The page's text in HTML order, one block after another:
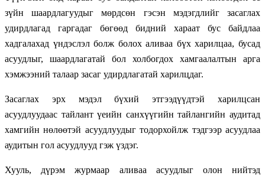
зүйн шаардлагуудыг мөрдсөн гэсэн мэдэгдлийг засаглах
удирдлагад гаргадаг бөгөөд бидний хараат бус байдлаа
хадгалахад үндэслэл болж болох аливаа бүх харилцаа, бусад
асуудлыг, шаардлагатай бол холбогдох хамгаалалтын арга
хэмжээний талаар засаг удирдлагатай харилцдаг.
Засаглах эрх мэдэл бүхий этгээдүүдтэй харилцсан
асуудлуудаас тайлант үеийн санхүүгийн тайлангийн аудитад
хамгийн нөлөөтэй асуудлуудыг тодорхойлж тэдгээр асуудлаа
аудитын гол асуудлууд гэж үздэг.
Хууль, дүрэм журмаар аливаа асуудлыг олон нийтэд